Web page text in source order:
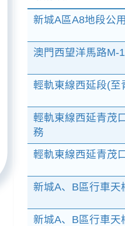
新城A區A8地段公
澳門西望洋馬路M-
輕軌東線西延段(至
輕軌東線西延青茂
務
輕軌東線西延青茂
新城A、B區行車天
新城A、B區行車天